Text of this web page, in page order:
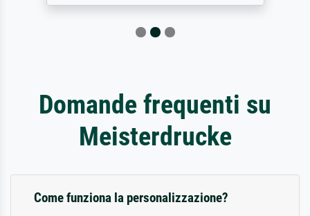
Domande frequenti su
Meisterdrucke
Come funziona la personalizzazione?